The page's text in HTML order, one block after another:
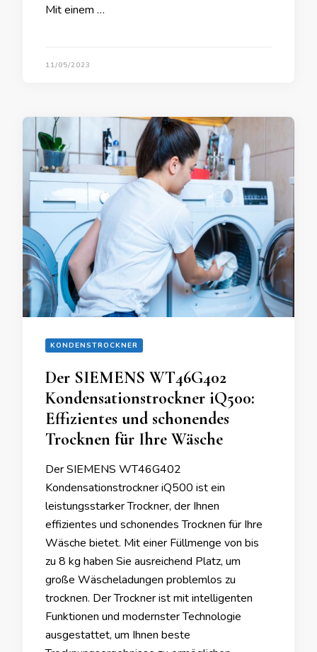
Mit einem …
11/05/2023
KONDENSTROCKNER
Der SIEMENS WT46G402
Kondensationstrockner iQ500:
Effizientes und schonendes
Trocknen für Ihre Wäsche
Der SIEMENS WT46G402
Kondensationstrockner iQ500 ist ein
leistungsstarker Trockner, der Ihnen
effizientes und schonendes Trocknen für Ihre
Wäsche bietet. Mit einer Füllmenge von bis
zu 8 kg haben Sie ausreichend Platz, um
große Wäscheladungen problemlos zu
trocknen. Der Trockner ist mit intelligenten
Funktionen und modernster Technologie
ausgestattet, um Ihnen beste